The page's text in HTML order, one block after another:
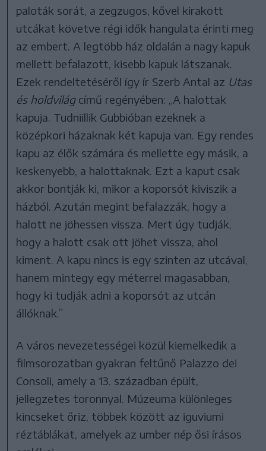
paloták sorát, a zegzugos, kővel kirakott
utcákat követve régi idők hangulata érinti meg
az embert. A legtöbb ház oldalán a nagy kapuk
mellett befalazott, kisebb kapuk látszanak.
Ezek rendeltetéséről így ír Szerb Antal az Utas
és holdvilágcímű regényében: „A halottak
kapuja. Tudniillik Gubbióban ezeknek a
középkori házaknak két kapuja van. Egy rendes
kapu az élők számára és mellette egy másik, a
keskenyebb, a halottaknak. Ezt a kaput csak
akkor bontják ki, mikor a koporsót kiviszik a
házból. Azután megint befalazzák, hogy a
halott ne jöhessen vissza. Mert úgy tudják,
hogy a halott csak ott jöhet vissza, ahol
kiment. A kapu nincs is egy szinten az utcával,
hanem mintegy egy méterrel magasabban,
hogy ki tudják adni a koporsót az utcán
állóknak.”
A város nevezetességei közül kiemelkedik a
filmsorozatban gyakran feltűnő Palazzo dei
Consoli, amely a 13. században épült,
jellegzetes toronnyal. Múzeuma különleges
kincseket őriz, többek között az iguviumi
réztáblákat, amelyek az umber nép ősi írásos